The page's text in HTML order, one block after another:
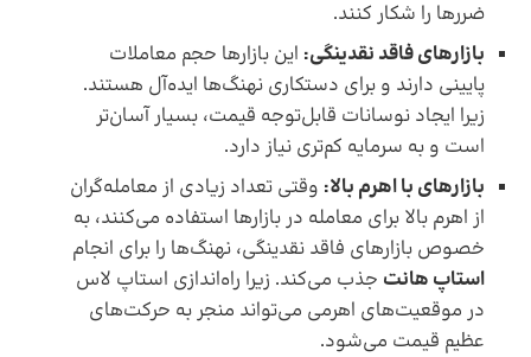
ضرر‌ها را شکار کنند.
بازار‌های فاقد نقدینگی: این بازارها حجم معاملات
پایینی دارند و برای دستکاری نهنگ‌ها ایده‌آل هستند.
زیرا ایجاد نوسانات قابل‌توجه قیمت، بسیار آسان‌تر
است و به سرمایه کم‌تری نیاز دارد.
بازار‌های با اهرم بالا: وقتی تعداد زیادی از معامله‌گران
از اهرم بالا برای معامله در بازار‌ها استفاده می‌کنند، به‌
خصوص بازار‌های فاقد نقدینگی، نهنگ‌ها را برای انجام
استاپ هانت جذب می‌کند. زیرا راه‌اندازی استاپ لاس
در موقعیت‌های اهرمی می‌تواند منجر به حرکت‌های
عظیم قیمت می‌شود.